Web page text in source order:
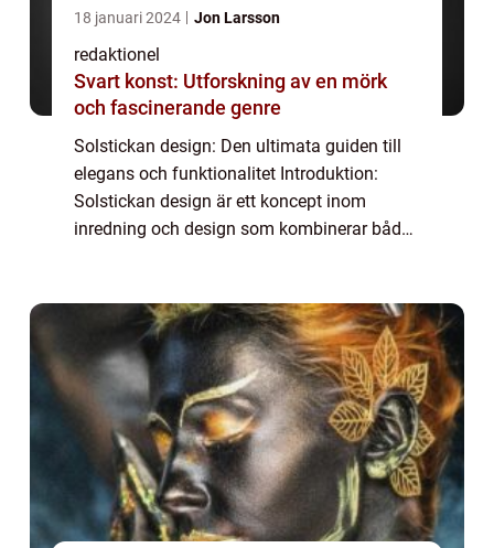
18 januari 2024 Jon Larsson
redaktionel
Svart konst: Utforskning av en mörk
och fascinerande genre
Solstickan design: Den ultimata guiden till
elegans och funktionalitet Introduktion:
Solstickan design är ett koncept inom
inredning och design som kombinerar både